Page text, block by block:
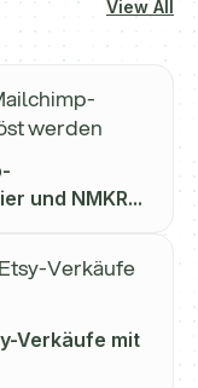
View All
werden
und NMKR...
Verkäufe
Verkäufe mit